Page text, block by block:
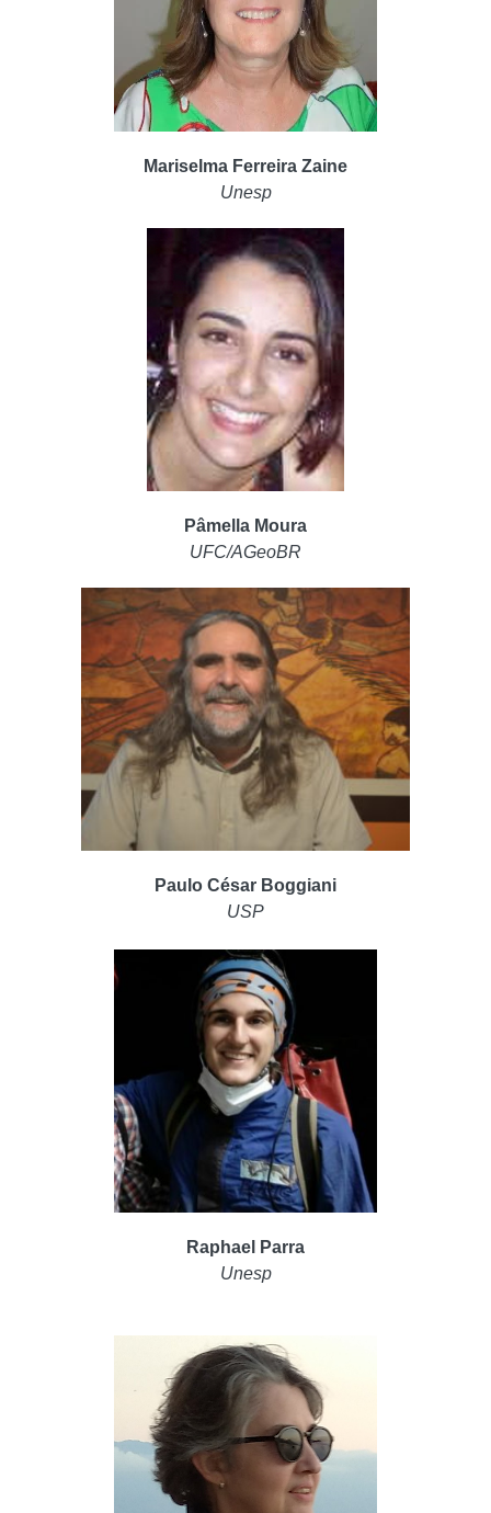
Mariselma Ferreira Zaine
Unesp
Pâmella Moura
UFC/AGeoBR
Paulo César Boggiani
USP
Raphael Parra
Unesp